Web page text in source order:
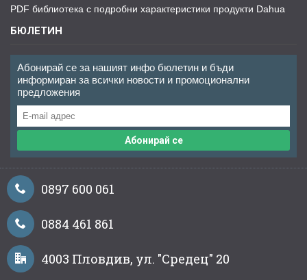
PDF библиотека с подробни характеристики продукти Dahua
БЮЛЕТИН
Абонирай се за нашият инфо бюлетин и бъди
информиран за всички новости и промоционални
предложения
Абонирай се
0897 600 061
0884 461 861
4003 Пловдив, ул. "Средец" 20